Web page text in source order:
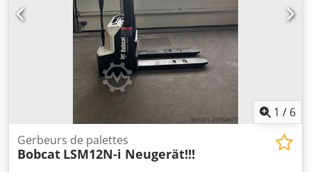
la batterie : 48 V, 600 Ah, lithium.
1 / 6
Gerbeurs de palettes
Bobcat LSM12N-i Neugerät!!!